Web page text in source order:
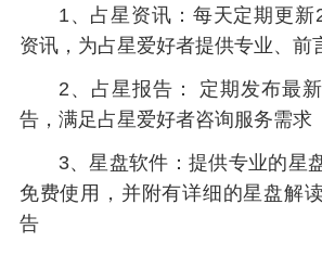
1、占星资讯：每天定期更新
资讯，为占星爱好者提供专业、前
2、占星报告： 定期发布最
告，满足占星爱好者咨询服务需求
3、星盘软件：提供专业的星
免费使用，并附有详细的星盘解
告